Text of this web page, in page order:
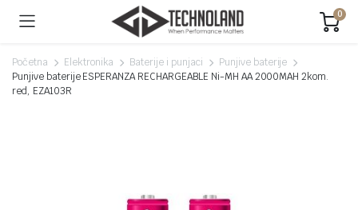
0
Početna Elektronika Baterije i punjaci
Punjive baterije
Punjive baterije ESPERANZA RECHARGEABLE Ni-MH AA 2000MAH 2kom.
red, EZA103R